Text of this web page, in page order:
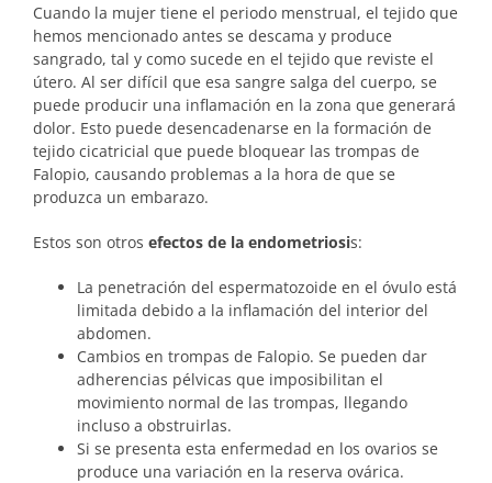
Cuando la mujer tiene el periodo menstrual, el tejido que
hemos mencionado antes se descama y produce
sangrado, tal y como sucede en el tejido que reviste el
útero. Al ser difícil que esa sangre salga del cuerpo, se
puede producir una inflamación en la zona que generará
dolor. Esto puede desencadenarse en la formación de
tejido cicatricial que puede bloquear las trompas de
Falopio, causando problemas a la hora de que se
produzca un embarazo.
Estos son otros efectos de la endometriosis:
La penetración del espermatozoide en el óvulo está
limitada debido a la inflamación del interior del
abdomen.
Cambios en trompas de Falopio. Se pueden dar
adherencias pélvicas que imposibilitan el
movimiento normal de las trompas, llegando
incluso a obstruirlas.
Si se presenta esta enfermedad en los ovarios se
produce una variación en la reserva ovárica.